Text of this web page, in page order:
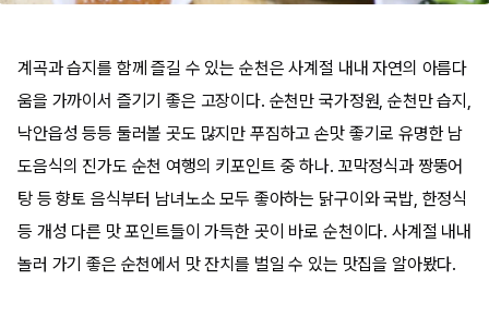
계곡과 습지를 함께 즐길 수 있는 순천은 사계절 내내 자연의 아름다
움을 가까이서 즐기기 좋은 고장이다. 순천만 국가정원, 순천만 습지,
낙안읍성 등등 둘러볼 곳도 많지만 푸짐하고 손맛 좋기로 유명한 남
도음식의 진가도 순천 여행의 키포인트 중 하나. 꼬막정식과 짱뚱어
탕 등 향토 음식부터 남녀노소 모두 좋아하는 닭구이와 국밥, 한정식
등 개성 다른 맛 포인트들이 가득한 곳이 바로 순천이다. 사계절 내내
놀러 가기 좋은 순천에서 맛 잔치를 벌일 수 있는 맛집을 알아봤다.